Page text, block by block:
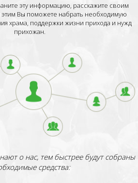
эту информацию, расскажите своим
Вы поможете набрать необходимую
храма, поддержки жизни прихода и нужд
прихожан.
о нас, тем быстрее будут собраны
средства: